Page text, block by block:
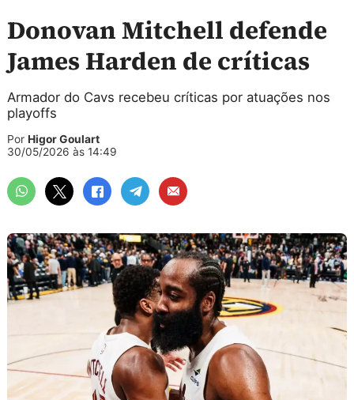
Donovan Mitchell defende
James Harden de críticas
Armador do Cavs recebeu críticas por atuações nos
playoffs
Por Higor Goulart
30/05/2026 às 14:49